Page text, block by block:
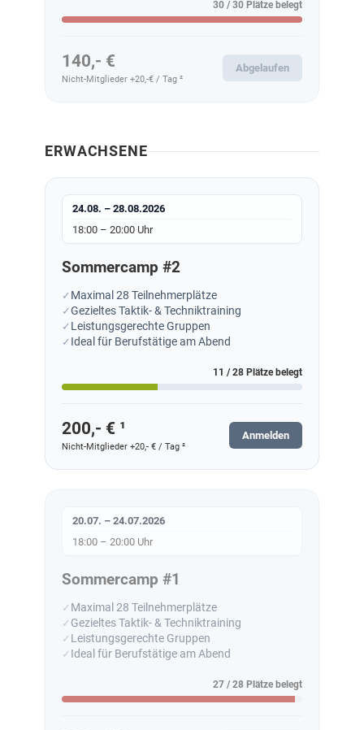
30 / 30 Plätze belegt
140,- €
Nicht-Mitglieder +20,-€ / Tag ²
Abgelaufen
ERWACHSENE
24.08. – 28.08.2026
18:00 – 20:00 Uhr
Sommercamp #2
Maximal 28 Teilnehmerplätze
Gezieltes Taktik- & Techniktraining
Leistungsgerechte Gruppen
Ideal für Berufstätige am Abend
11 / 28 Plätze belegt
200,- € ¹
Nicht-Mitglieder +20,- € / Tag ²
Anmelden
20.07. – 24.07.2026
18:00 – 20:00 Uhr
Sommercamp #1
Maximal 28 Teilnehmerplätze
Gezieltes Taktik- & Techniktraining
Leistungsgerechte Gruppen
Ideal für Berufstätige am Abend
27 / 28 Plätze belegt